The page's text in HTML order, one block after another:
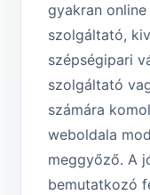
gyakran
szolgáltató,
szépségipari
szolgáltató
számára
weboldala
meggyőző. A
bemutatkozó